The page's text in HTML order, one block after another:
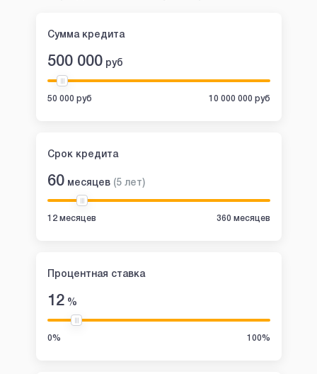
Сумма кредита
500 000 руб
50 000 руб 10 000 000 руб
Срок кредита
60 месяцев (5 лет)
12 месяцев 360 месяцев
Процентная ставка
12%
0% 100%